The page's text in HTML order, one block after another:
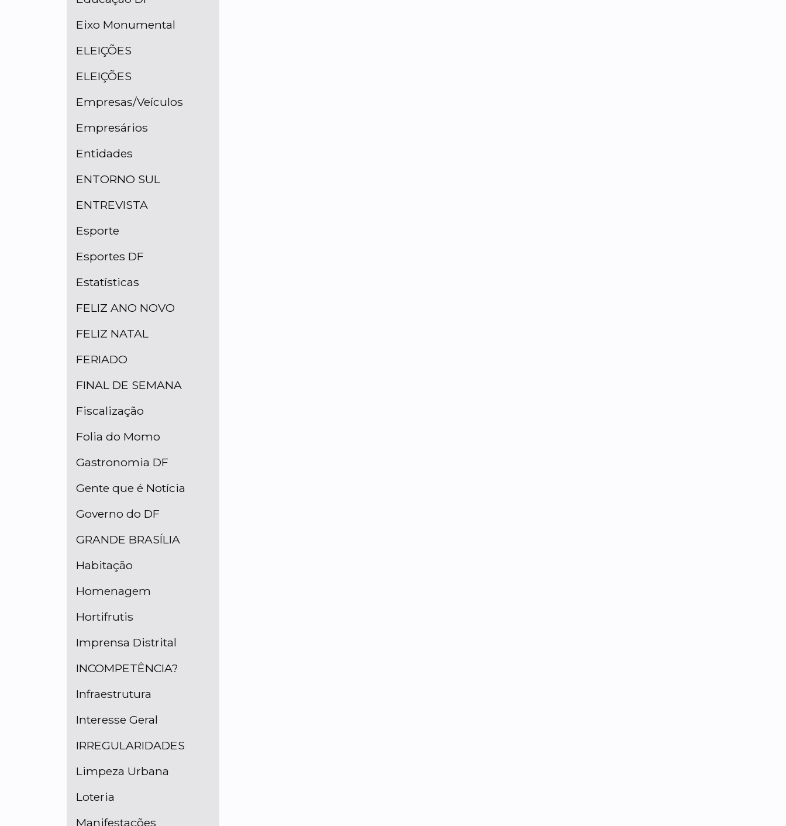
Eixo Monumental
ELEIÇÕES
ELEIÇÕES
Empresas/Veículos
Empresários
Entidades
ENTORNO SUL
ENTREVISTA
Esporte
Esportes DF
Estatísticas
FELIZ ANO NOVO
FELIZ NATAL
FERIADO
FINAL DE SEMANA
Fiscalização
Folia do Momo
Gastronomia DF
Gente que é Notícia
Governo do DF
GRANDE BRASÍLIA
Habitação
Homenagem
Hortifrutis
Imprensa Distrital
INCOMPETÊNCIA?
Infraestrutura
Interesse Geral
IRREGULARIDADES
Limpeza Urbana
Loteria
Manifestações